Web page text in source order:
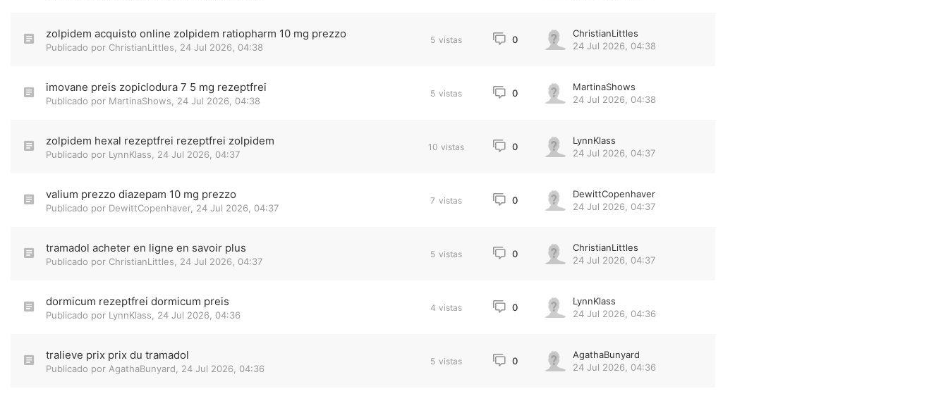
zolpidem acquisto online zolpidem ratiopharm 10 mg prezzo
Publicado por ChristianLittles 24 Jul 2026, 04:38
5 vistas 0
ChristianLittles
24 Jul 2026, 04:38
imovane preis zopiclodura 7 5 mg rezeptfrei
Publicado por MartinaShows 24 Jul 2026, 04:38
5 vistas 0
MartinaShows
24 Jul 2026, 04:38
zolpidem hexal rezeptfrei rezeptfrei zolpidem
Publicado por LynnKlass 24 Jul 2026, 04:37
10 vistas 0
LynnKlass
24 Jul 2026, 04:37
valium prezzo diazepam 10 mg prezzo
Publicado por DewittCopenhaver, 24 Jul 2026, 04:37
7 vistas 0
DewittCopenhaver
24 Jul 2026, 04:37
tramadol acheter en ligne en savoir plus
Publicado por ChristianLittles 24 Jul 2026, 04:37
5 vistas 0
ChristianLittles
24 Jul 2026, 04:37
dormicum rezeptfrei dormicum preis
Publicado por LynnKlass 24 Jul 2026, 04:36
4 vistas 0
LynnKlass
24 Jul 2026, 04:36
tralieve prix prix du tramadol
Publicado por AgathaBunyard 24 Jul 2026, 04:36
5 vistas 0
AgathaBunyard
24 Jul 2026, 04:36